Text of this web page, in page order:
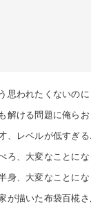
思われたくないのに
ろ、大変なことに
身、大変なことに
が描いた布袋百椛